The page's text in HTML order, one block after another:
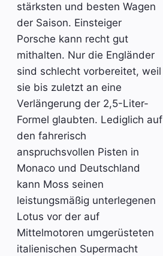
stärksten und besten Wagen
der Saison. Einsteiger
Porsche kann recht gut
mithalten. Nur die Engländer
sind schlecht vorbereitet, weil
sie bis zuletzt an eine
Verlängerung der 2,5-Liter-
Formel glaubten. Lediglich auf
den fahrerisch
anspruchsvollen Pisten in
Monaco und Deutschland
kann Moss seinen
leistungsmäßig unterlegenen
Lotus vor der auf
Mittelmotoren umgerüsteten
italienischen Supermacht